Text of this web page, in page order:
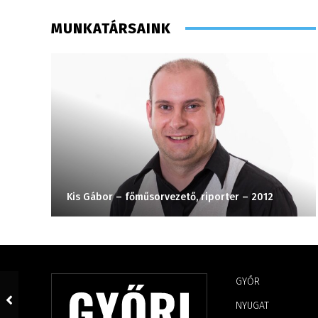
MUNKATÁRSAINK
Kis Gábor – főműsorvezető, riporter – 2012
GYŐR
NYUGAT